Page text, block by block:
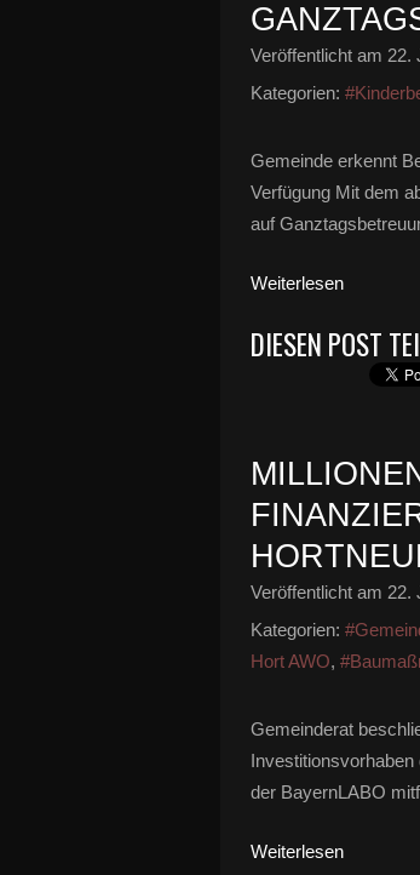
Veröffentlicht am 22.
Kategorien:
Gemeinde erkennt
Verfügung Mit dem
auf
Weiterlesen
DIESEN POST
Veröffentlicht am 22.
Kategorien:
Hort AWO,
Gemeinderat
der BayernLABO
Weiterlesen